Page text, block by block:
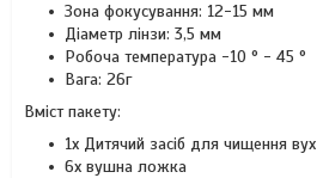
Зона фокусування: 12-15 мм
Діаметр лінзи: 3,5 мм
Робоча температура -10 ° - 45 °
Вага: 26г
Вміст пакету:
1x Дитячий засіб для чищення вух
6x вушна ложка